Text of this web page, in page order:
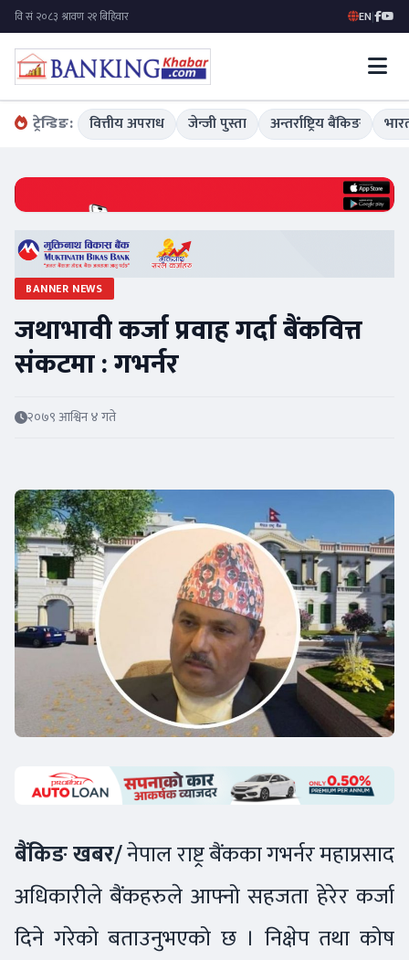
EN|
ट्रेन्डिङ: वित्तीय अपराध जेन्जी पुस्ता अन्तर्राष्ट्रिय बैंकिङ
BANNER NEWS
जथाभावी कर्जा प्रवाह गर्दा बैंकवित्त
संकटमा : गभर्नर
२०७९ आश्विन ४ गते
बैंकिङ खबर/नेपाल राष्ट्र बैंकका गभर्नर महाप्रसाद
अधिकारीले बैंकहरुले आफ्नो सहजता हेरेर कर्जा
दिने गरेको बताउनुभएको छ । निक्षेप तथा कोष